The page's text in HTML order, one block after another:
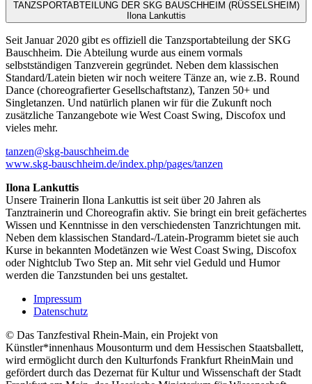
TANZSPORTABTEILUNG DER SKG BAUSCHHEIM (RÜSSELSHEIM)
Ilona Lankuttis
Seit Januar 2020 gibt es offiziell die Tanzsportabteilung der SKG
Bauschheim. Die Abteilung wurde aus einem vormals
selbstständigen Tanzverein gegründet. Neben dem klassischen
Standard/Latein bieten wir noch weitere Tänze an, wie z.B. Round
Dance (choreografierter Gesellschaftstanz), Tanzen 50+ und
Singletanzen. Und natürlich planen wir für die Zukunft noch
zusätzliche Tanzangebote wie West Coast Swing, Discofox und
vieles mehr.
tanzen@skg-bauschheim.de
www.skg-bauschheim.de/index.php/pages/tanzen
Ilona Lankuttis
Unsere Trainerin Ilona Lankuttis ist seit über 20 Jahren als
Tanztrainerin und Choreografin aktiv. Sie bringt ein breit gefächertes
Wissen und Kenntnisse in den verschiedensten Tanzrichtungen mit.
Neben dem klassischen Standard-/Latein-Programm bietet sie auch
Kurse in bekannten Modetänzen wie West Coast Swing, Discofox
oder Nightclub Two Step an. Mit sehr viel Geduld und Humor
werden die Tanzstunden bei uns gestaltet.
Impressum
Datenschutz
© Das Tanzfestival Rhein-Main, ein Projekt von
Künstler*innenhaus Mousonturm und dem Hessischen Staatsballett,
wird ermöglicht durch den Kulturfonds Frankfurt RheinMain und
gefördert durch das Dezernat für Kultur und Wissenschaft der Stadt